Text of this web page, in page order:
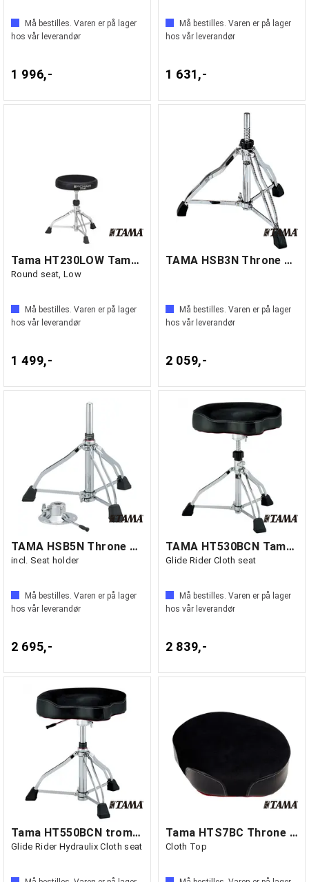
Må bestilles. Varen er på lager
hos vår leverandør
1 996,-
Må bestilles. Varen er på lager
hos vår leverandør
1 631,-
Tama HT230LOW Tama trommestol 1st Chair
Round seat, Low
Må bestilles. Varen er på lager
hos vår leverandør
1 499,-
TAMA HSB3N Throne Base, Trio
Må bestilles. Varen er på lager
hos vår leverandør
2 059,-
TAMA HSB5N Throne Base, Hydraulix,
incl. Seat holder
Må bestilles. Varen er på lager
hos vår leverandør
2 695,-
TAMA HT530BCN Tama trommestol
Glide Rider Cloth seat
Må bestilles. Varen er på lager
hos vår leverandør
2 839,-
Tama HT550BCN trommestol
Glide Rider Hydraulix Cloth seat
Tama HTS7BC Throne Seat, Ergo Rider,
Cloth Top